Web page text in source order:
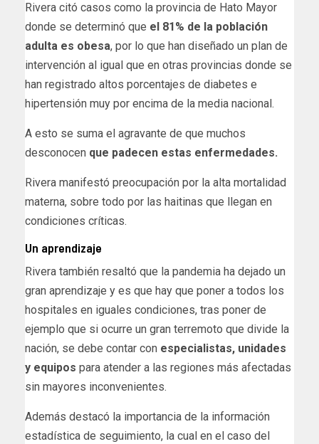
Rivera citó casos como la provincia de Hato Mayor
donde se determinó que el 81% de la población
adulta es obesa, por lo que han diseñado un plan de
intervención al igual que en otras provincias donde se
han registrado altos porcentajes de diabetes e
hipertensión muy por encima de la media nacional.
A esto se suma el agravante de que muchos
desconocen que padecen estas enfermedades.
Rivera manifestó preocupación por la alta mortalidad
materna, sobre todo por las haitinas que llegan en
condiciones críticas.
Un aprendizaje
Rivera también resaltó que la pandemia ha dejado un
gran aprendizaje y es que hay que poner a todos los
hospitales en iguales condiciones, tras poner de
ejemplo que si ocurre un gran terremoto que divide la
nación, se debe contar con especialistas, unidades
y equipos para atender a las regiones más afectadas
sin mayores inconvenientes.
Además destacó la importancia de la información
estadística de seguimiento, la cual en el caso del